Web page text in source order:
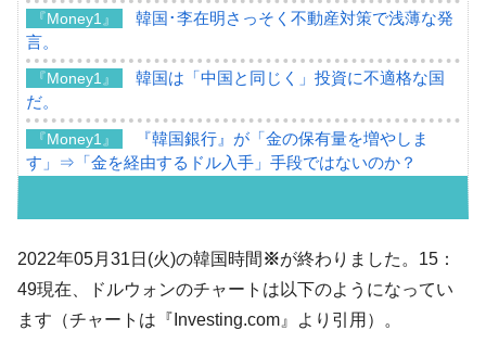
『Money1』
韓国･李在明さっそく不動産対策で浅薄な発
言。
『Money1』
韓国は「中国と同じく」投資に不適格な国
だ。
『Money1』
『韓国銀行』が「金の保有量を増やしま
す」⇒「金を経由するドル入手」手段ではないのか？
ル」まで拡大 ⇒ 海外資金の動きに強く左右される状態
『Money1』
韓国･帰ってきた李在明。李在明を支持しな
い「50.5％」に上昇
『Money1』
韓国大統領府ボンクラ政策室長が告発され
2022年05月31日(火)の韓国時間 ※が終わりました。15：
49現在、ドルウォンのチャートは以下のようになってい
ます（チャートは『Investing.com』より引用）。